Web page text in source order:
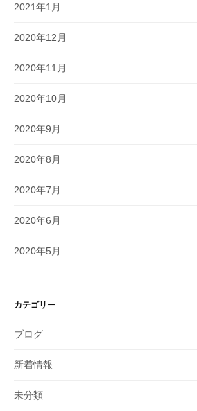
2021年1月
2020年12月
2020年11月
2020年10月
2020年9月
2020年8月
2020年7月
2020年6月
2020年5月
カテゴリー
ブログ
新着情報
未分類